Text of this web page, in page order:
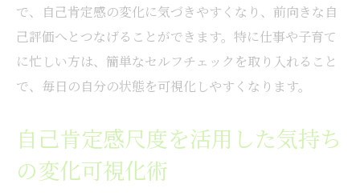
で、自己肯定感の変化に気づきやすくなり、前向きな自
己評価へとつなげることができます。特に仕事や子育て
に忙しい方は、簡単なセルフチェックを取り入れること
で、毎日の自分の状態を可視化しやすくなります。
自己肯定感尺度を活用した気持ち
の変化可視化術